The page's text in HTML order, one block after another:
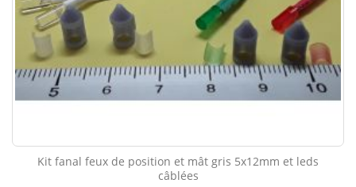
Kit fanal feux de position et mât gris 5x12mm et leds
câblées